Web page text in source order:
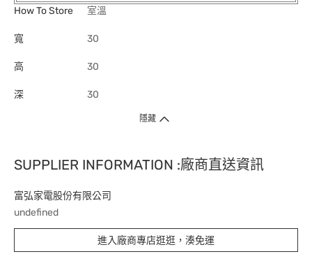
How To Store
室溫
寬 30
高 30
深 30
隱藏
SUPPLIER INFORMATION :廠商直送資訊
富弘家電股份有限公司
undefined
進入廠商專店逛逛，湊免運